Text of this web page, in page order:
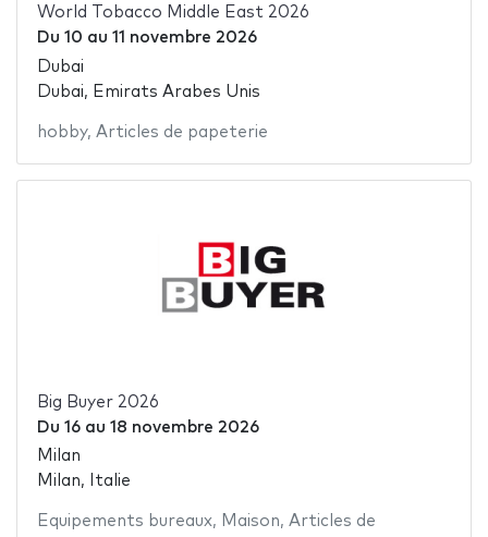
World Tobacco Middle East 2026
Du 10 au 11 novembre 2026
Dubai
Dubai, Emirats Arabes Unis
hobby, Articles de papeterie
Big Buyer 2026
Du 16au 18 novembre 2026
Milan
Milan, Italie
Equipements bureaux, Maison, Articles de